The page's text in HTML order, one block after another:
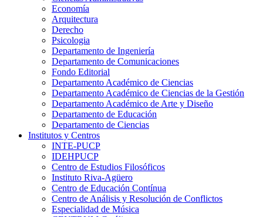
Economía
Arquitectura
Derecho
Psicologia
Departamento de Ingeniería
Departamento de Comunicaciones
Fondo Editorial
Departamento Académico de Ciencias
Departamento Académico de Ciencias de la Gestión
Departamento Académico de Arte y Diseño
Departamento de Educación
Departamento de Ciencias
Institutos y Centros
INTE-PUCP
IDEHPUCP
Centro de Estudios Filosóficos
Instituto Riva-Agüero
Centro de Educación Contínua
Centro de Análisis y Resolución de Conflictos
Especialidad de Música